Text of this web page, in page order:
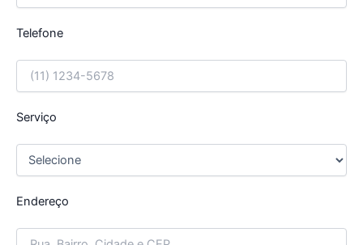
Telefone
Serviço
Endereço